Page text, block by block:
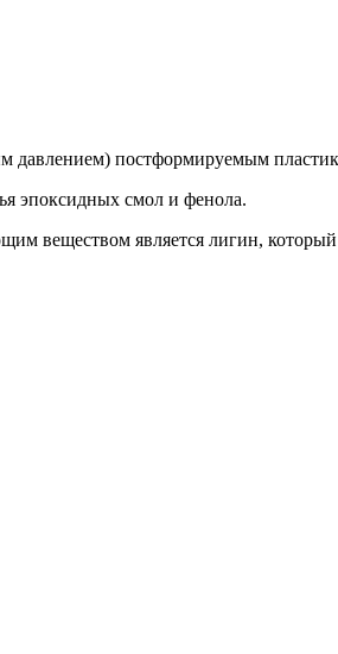
давлением) постформируемым
эпоксидных смол и фенола.
веществом является лигин,